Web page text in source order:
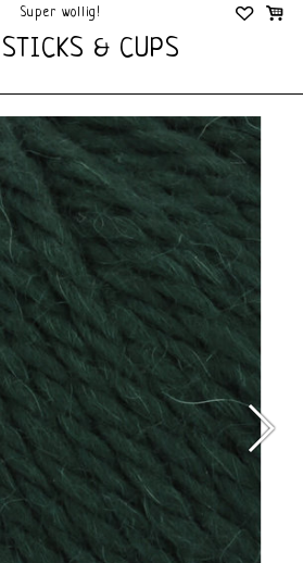
Super wollig!
Mega Gezellig!
STICKS & CUPS